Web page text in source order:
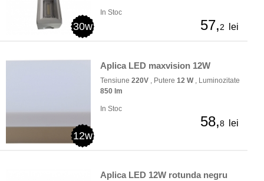
30w
In Stoc
57,2 lei
12w
Aplica LED maxvision 12W
Tensiune 220V , Putere 12 W, Luminozitate
850 lm
In Stoc
58,8 lei
Aplica LED 12W rotunda negru